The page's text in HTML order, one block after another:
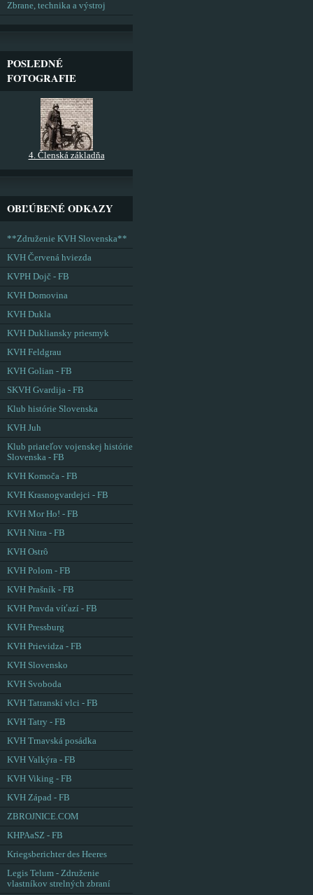
Zbrane, technika a výstroj
POSLEDNÉ
FOTOGRAFIE
4. Členská základňa
OBĽÚBENÉ ODKAZY
**Združenie KVH Slovenska**
KVH Červená hviezda
KVPH Dojč - FB
KVH Domovina
KVH Dukla
KVH Dukliansky priesmyk
KVH Feldgrau
KVH Golian - FB
SKVH Gvardija - FB
Klub histórie Slovenska
KVH Juh
Klub priateľov vojenskej histórie
Slovenska - FB
KVH Komoča - FB
KVH Krasnogvardejci - FB
KVH Mor Ho! - FB
KVH Nitra - FB
KVH Ostrô
KVH Polom - FB
KVH Prašník - FB
KVH Pravda víťazí - FB
KVH Pressburg
KVH Prievidza - FB
KVH Slovensko
KVH Svoboda
KVH Tatranskí vlci - FB
KVH Tatry - FB
KVH Trnavská posádka
KVH Valkýra - FB
KVH Viking - FB
KVH Západ - FB
ZBROJNICE.COM
KHPAaSZ - FB
Kriegsberichter des Heeres
Legis Telum - Združenie
vlastníkov strelných zbraní